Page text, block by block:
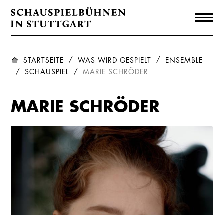
STARTSEITE WAS WIRD GESPIELT
ENSEMBLE
SCHAUSPIEL
MARIE SCHRÖDER
MARIE SCHRÖDER